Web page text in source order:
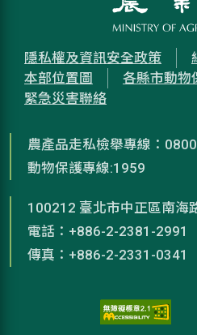
隱私權及資訊安全政策
本部位置圖
各縣市動物
緊急災害聯絡
農產品走私檢舉專線：
動物保護專線:1959
100212 臺北市中正區南海
電話：+886-2-2381-2991
傳真：+886-2-2331-0341